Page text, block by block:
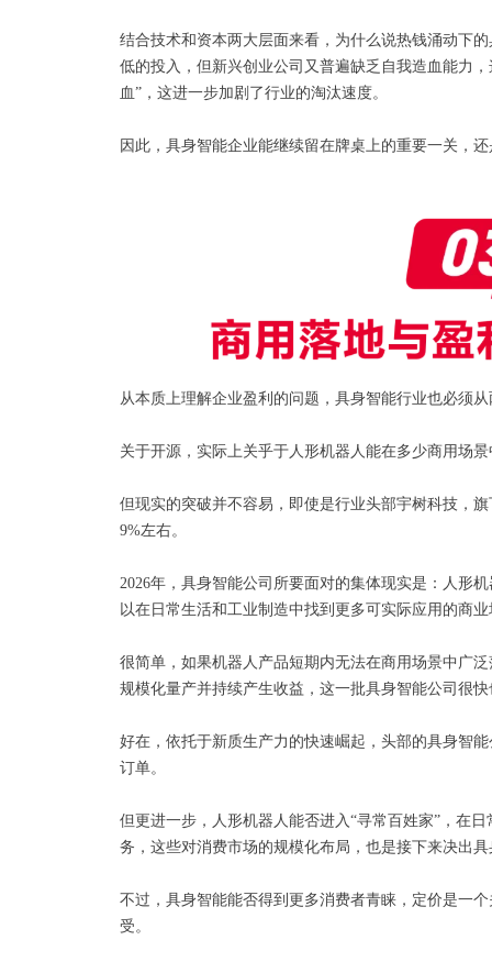
结合技术和资本两大层面来看，为什么说热钱涌动下
低的投入，但新兴创业公司又普遍缺乏自我造血能力
血”，这进一步加剧了行业的淘汰速度。
因此，具身智能企业能继续留在牌桌上的重要一关，
从本质上理解企业盈利的问题，具身智能行业也必须
关于开源，实际上关乎于人形机器人能在多少商用场
但现实的突破并不容易，即使是行业头部宇树科技，
9%左右。
2026年，具身智能公司所要面对的集体现实是：人形
以在日常生活和工业制造中找到更多可实际应用的商
很简单，如果机器人产品短期内无法在商用场景中广
规模化量产并持续产生收益，这一批具身智能公司很
好在，依托于新质生产力的快速崛起，头部的具身智
订单。
但更进一步，人形机器人能否进入“寻常百姓家”，在
务，这些对消费市场的规模化布局，也是接下来决出
不过，具身智能能否得到更多消费者青睐，定价是一
受。